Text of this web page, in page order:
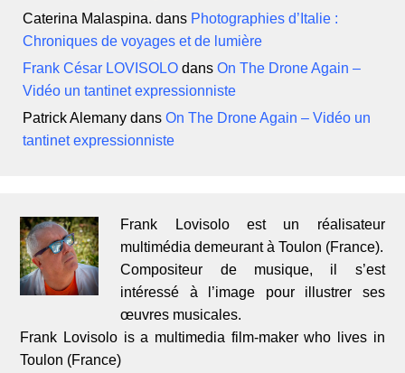
Caterina Malaspina. dans Photographies d’Italie :
Chroniques de voyages et de lumière
Frank César LOVISOLO dansOn The Drone Again –
Vidéo un tantinet expressionniste
Patrick Alemany dansOn The Drone Again – Vidéo un
tantinet expressionniste
Frank Lovisolo est un réalisateur
multimédia demeurant à Toulon (France).
Compositeur de musique, il s’est
intéressé à l’image pour illustrer ses
œuvres musicales.
Frank Lovisolo is a multimedia film-maker who lives in
Toulon (France)